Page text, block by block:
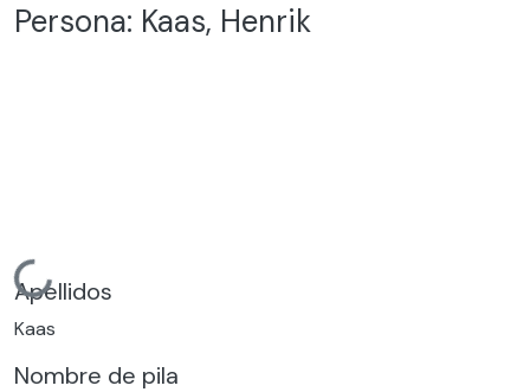
Persona: Kaas, Henrik
Cargando...
Apellidos
Kaas
Nombre de pila